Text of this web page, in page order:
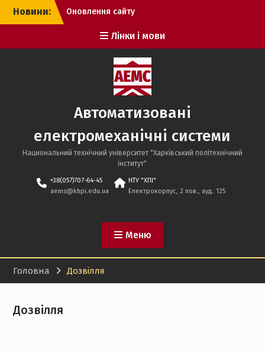
Перейти
Новини:
Оновлення сайту
З новим 2026-роком!
Скоро розпочнуться
Лінки і мови
Автоматизовані
електромеханічні системи
Национальний технічний університет "Харківський політехнічний
інститут"
+38(057)707-64-45
aems@khpi.edu.ua
НТУ "ХПІ"
Електрокорпус, 2 пов., ауд. 125
Меню
Головна Дозвілля
Дозвілля